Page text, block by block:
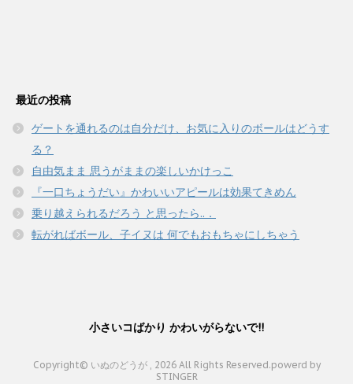
最近の投稿
ゲートを通れるのは自分だけ、お気に入りのボールはどうす
る？
自由気まま 思うがままの楽しいかけっこ
『一口ちょうだい』かわいいアピールは効果てきめん
乗り越えられるだろう と思ったら..．
転がればボール、子イヌは 何でもおもちゃにしちゃう
小さいコばかり かわいがらないで!!
Copyright© いぬのどうが , 2026 All Rights Reserved.powerd by
STINGER